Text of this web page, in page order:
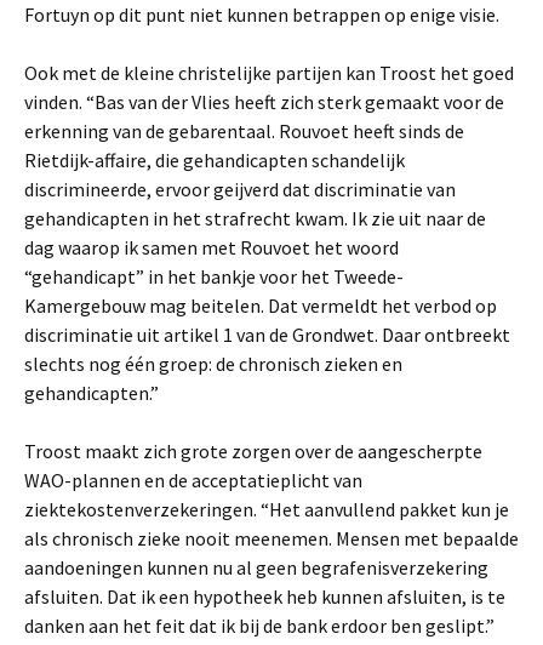
Fortuyn op dit punt niet kunnen betrappen op enige visie.
Ook met de kleine christelijke partijen kan Troost het goed
vinden. “Bas van der Vlies heeft zich sterk gemaakt voor de
erkenning van de gebarentaal. Rouvoet heeft sinds de
Rietdijk-affaire, die gehandicapten schandelijk
discrimineerde, ervoor geijverd dat discriminatie van
gehandicapten in het strafrecht kwam. Ik zie uit naar de
dag waarop ik samen met Rouvoet het woord
“gehandicapt” in het bankje voor het Tweede-
Kamergebouw mag beitelen. Dat vermeldt het verbod op
discriminatie uit artikel 1 van de Grondwet. Daar ontbreekt
slechts nog één groep: de chronisch zieken en
gehandicapten.”
Troost maakt zich grote zorgen over de aangescherpte
WAO-plannen en de acceptatieplicht van
ziektekostenverzekeringen. “Het aanvullend pakket kun je
als chronisch zieke nooit meenemen. Mensen met bepaalde
aandoeningen kunnen nu al geen begrafenisverzekering
afsluiten. Dat ik een hypotheek heb kunnen afsluiten, is te
danken aan het feit dat ik bij de bank erdoor ben geslipt.”